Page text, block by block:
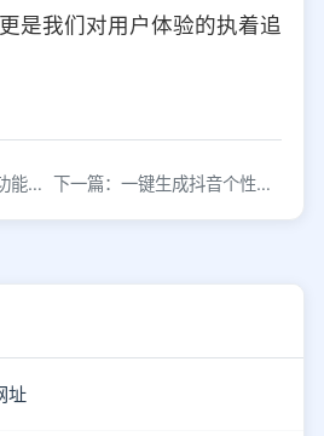
是我们对用户体验的执着追
上一篇：抖音卡片跳转功能使用教程 下一篇：一键生成抖音个性化卡片链接，快速制作专属名片二维码
址